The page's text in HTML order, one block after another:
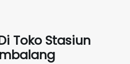
Toko Stasiun